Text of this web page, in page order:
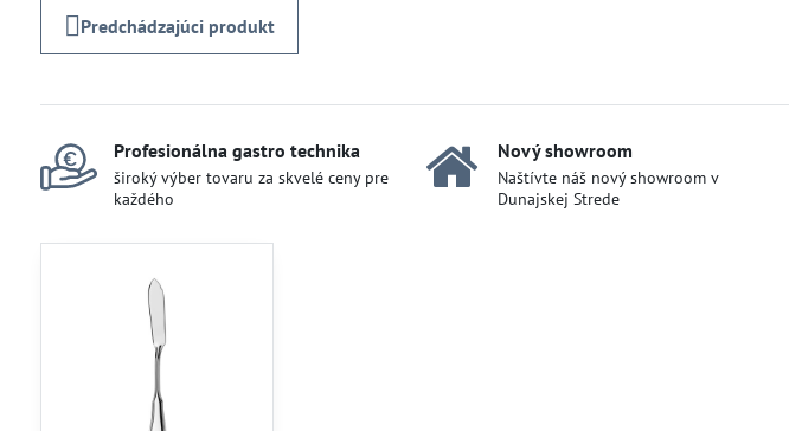
Predchádzajúci produkt
Profesionálna gastro technika
široký výber tovaru za skvelé ceny pre
každého
Nový showroom
Naštívte náš nový showroom v
Dunajskej Strede